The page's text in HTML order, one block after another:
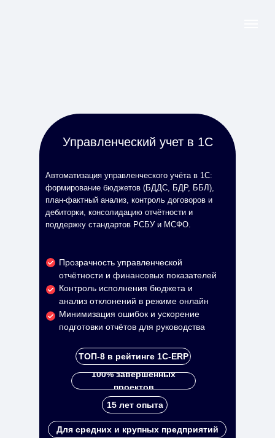
Управленческий учет в 1С
Прозрачность управленческой
отчётности и финансовых показателей
Контроль исполнения бюджета и
анализ отклонений в режиме онлайн
Минимизация ошибок и ускорение
подготовки отчётов для руководства
Автоматизация управленческого учёта в 1С:
формирование бюджетов (БДДС, БДР, ББЛ),
план-фактный анализ, контроль договоров и
дебиторки, консолидацию отчётности и
поддержку стандартов РСБУ и МСФО.
100% завершенных
проектов
15 лет опыта
ТОП-8 в рейтинге 1С-ERP
Для средних и крупных предприятий